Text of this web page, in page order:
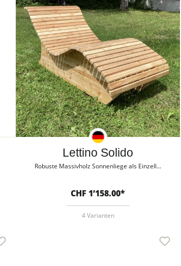
Lettino Solido
Robuste Massivholz Sonnenliege als Einzell...
CHF 1’158.00*
4 Varianten